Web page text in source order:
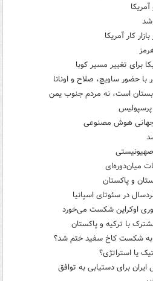
شد
کار آمریکا
برای تغییر مسیر کوبا
با حضور ساویچ، صلاح و اونانا
است، نه مردم جنوب یمن
پرسپولیس
جهانی هوش مصنوعی
میان‌دوره‌ای
و پاکستان
اوکراین شکست می‌خورد
با ترکیه و پاکستان
به شکست کاخ سفید ختم شد؟
یا استراتژی؟
ایران برای دستیابی به توافق